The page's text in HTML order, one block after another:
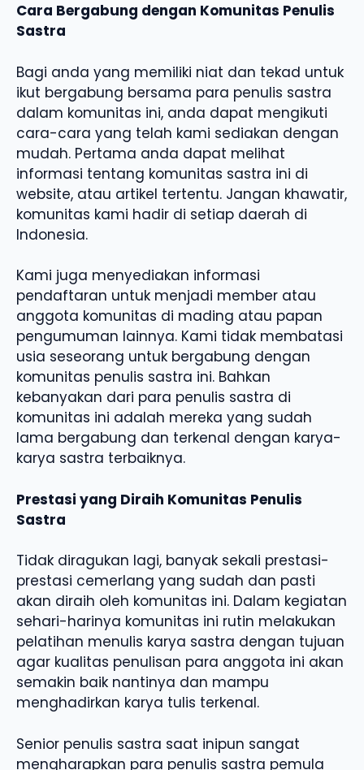
Cara Bergabung dengan Komunitas Penulis
Sastra
Bagi anda yang memiliki niat dan tekad untuk
ikut bergabung bersama para penulis sastra
dalam komunitas ini, anda dapat mengikuti
cara-cara yang telah kami sediakan dengan
mudah. Pertama anda dapat melihat
informasi tentang komunitas sastra ini di
website, atau artikel tertentu. Jangan khawatir,
komunitas kami hadir di setiap daerah di
Indonesia.
Kami juga menyediakan informasi
pendaftaran untuk menjadi member atau
anggota komunitas di mading atau papan
pengumuman lainnya. Kami tidak membatasi
usia seseorang untuk bergabung dengan
komunitas penulis sastra ini. Bahkan
kebanyakan dari para penulis sastra di
komunitas ini adalah mereka yang sudah
lama bergabung dan terkenal dengan karya-
karya sastra terbaiknya.
Prestasi yang Diraih Komunitas Penulis
Sastra
Tidak diragukan lagi, banyak sekali prestasi-
prestasi cemerlang yang sudah dan pasti
akan diraih oleh komunitas ini. Dalam kegiatan
sehari-harinya komunitas ini rutin melakukan
pelatihan menulis karya sastra dengan tujuan
agar kualitas penulisan para anggota ini akan
semakin baik nantinya dan mampu
menghadirkan karya tulis terkenal.
Senior penulis sastra saat inipun sangat
mengharapkan para penulis sastra pemula